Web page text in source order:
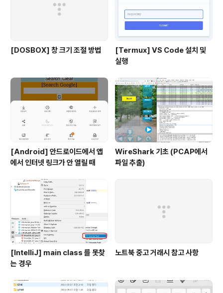
[DOSBOX] 창 크기 조절 방법
[Termux] VS Code 설치 및
실행
[Android] 안드로이드에서 앱
에서 인터넷 링크가 안 열릴 때
WireShark 기초 (PCAP에서
파일 추출)
[IntelliJ] main class 를 못찾
는 경우
노트북 중고 거래시 참고 사항